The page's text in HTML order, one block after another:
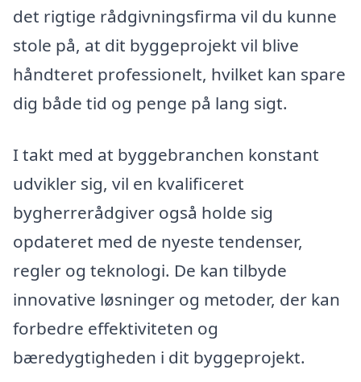
det rigtige rådgivningsfirma vil du kunne
stole på, at dit byggeprojekt vil blive
håndteret professionelt, hvilket kan spare
dig både tid og penge på lang sigt.
I takt med at byggebranchen konstant
udvikler sig, vil en kvalificeret
bygherrerådgiver også holde sig
opdateret med de nyeste tendenser,
regler og teknologi. De kan tilbyde
innovative løsninger og metoder, der kan
forbedre effektiviteten og
bæredygtigheden i dit byggeprojekt.